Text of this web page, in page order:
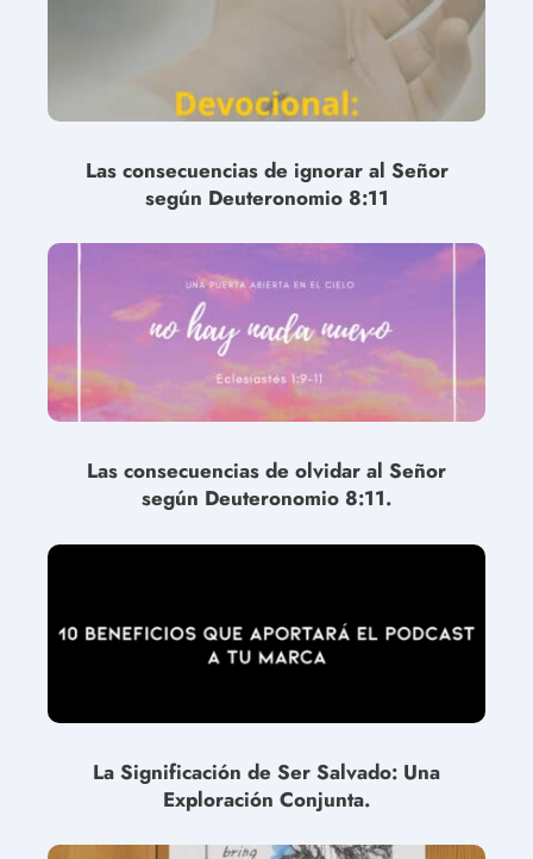
Las consecuencias de ignorar al Señor
según Deuteronomio 8:11
Las consecuencias de olvidar al Señor
según Deuteronomio 8:11.
La Significación de Ser Salvado: Una
Exploración Conjunta.